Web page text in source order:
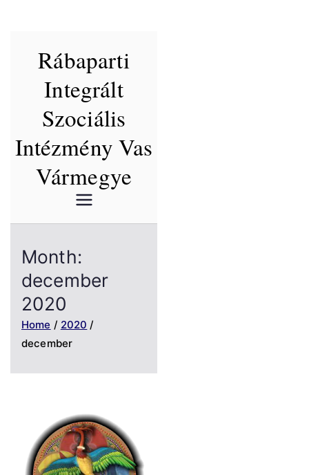
Rábaparti
Integrált
Szociális
Intézmény Vas
Vármegye
Month:
december
2020
Home
2020
december